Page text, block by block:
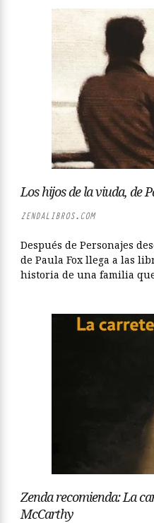
Los hijos de la viuda, de
ZENDALIBROS.COM
Después de Personajes
de Paula Fox llega a las
historia de una familia que
Zenda recomienda: La
McCarthy